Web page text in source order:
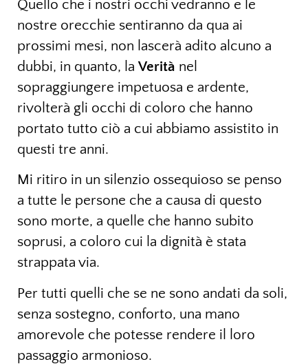
Quello che i nostri occhi vedranno e le
nostre orecchie sentiranno da qua ai
prossimi mesi, non lascerà adito alcuno a
dubbi, in quanto, la Verità nel
sopraggiungere impetuosa e ardente,
rivolterà gli occhi di coloro che hanno
portato tutto ciò a cui abbiamo assistito in
questi tre anni.
Mi ritiro in un silenzio ossequioso se penso
a tutte le persone che a causa di questo
sono morte, a quelle che hanno subito
soprusi, a coloro cui la dignità è stata
strappata via.
Per tutti quelli che se ne sono andati da soli,
senza sostegno, conforto, una mano
amorevole che potesse rendere il loro
passaggio armonioso.